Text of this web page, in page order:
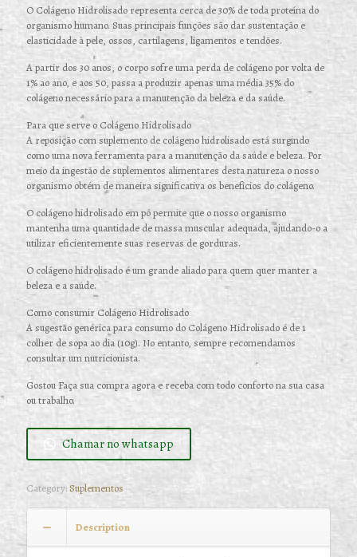
O Colágeno Hidrolisado representa cerca de 30% de toda proteína do
organismo humano. Suas principais funções são dar sustentação e
elasticidade à pele, ossos, cartilagens, ligamentos e tendões.
A partir dos 30 anos, o corpo sofre uma perda de colágeno por volta de
1% ao ano, e aos 50, passa a produzir apenas uma média 35% do
colágeno necessário para a manutenção da beleza e da saúde.
Para que serve o Colágeno Hidrolisado
A reposição com suplemento de colágeno hidrolisado está surgindo
como uma nova ferramenta para a manutenção da saúde e beleza. Por
meio da ingestão de suplementos alimentares desta natureza o nosso
organismo obtém de maneira significativa os benefícios do colágeno.
O colágeno hidrolisado em pó permite que o nosso organismo
mantenha uma quantidade de massa muscular adequada, ajudando-o a
utilizar eficientemente suas reservas de gorduras.
O colágeno hidrolisado é um grande aliado para quem quer manter a
beleza e a saúde.
Como consumir Colágeno Hidrolisado
A sugestão genérica para consumo do Colágeno Hidrolisado é de 1
colher de sopa ao dia (10g). No entanto, sempre recomendamos
consultar um nutricionista.
Gostou Faça sua compra agora e receba com todo conforto na sua casa
ou trabalho.
Chamar no whatsapp
Category: Suplementos
Description